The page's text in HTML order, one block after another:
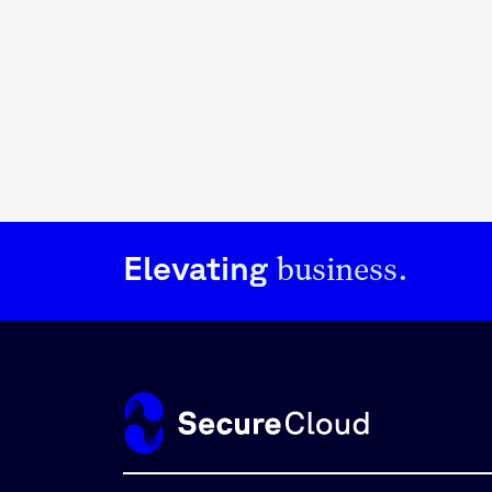
Elevating business.